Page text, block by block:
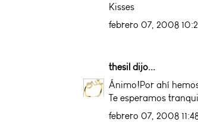
Kisses
febrero 07, 2008
thesil dijo...
Ánimo!Por ahí
Te esperamos
febrero 07, 2008